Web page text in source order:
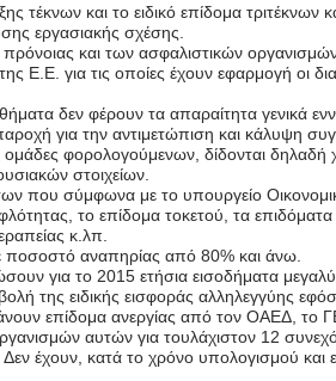
τέκνων και το ειδικό επίδομα
εργασιακής σχέσης.
και των ασφαλιστικών
Ε.Ε. για τις οποίες έχουν εφαρμογή οι
δεν φέρουν τα απαραίτητα γενικά
για την αντιμετώπιση και κάλυψη
ομάδες φορολογούμενων, δίδονται δηλαδή
στοιχείων.
που σύμφωνα με το υπουργείο
το επίδομα τοκετού, τα
κ.λπ.
ποσοστό αναπηρίας από 80% και άνω.
για το 2015 ετήσια εισοδήματα
της ειδικής εισφοράς αλληλεγγύης
επίδομα ανεργίας από τον ΟΑΕΔ, το
αυτών για τουλάχιστον 12
έχουν, κατά το χρόνο υπολογισμού και